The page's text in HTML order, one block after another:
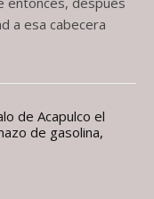
a esa cabecera
de Acapulco el
de gasolina,